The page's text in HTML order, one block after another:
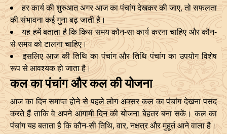
Date Time Date
03/11/2026 23:28 Mrityulok 04/11/2026
07/11/2026 10:48 Patallok 07/11/2026
13/11/2026 07:26 Patallok 13/11/2026
17/11/2026 04:19
Patallok -
Mrityulok
17/11/2026
20/11/2026 18:53 Mrityulok 21/11/2026
हर कार्य की शुरुआत अगर आज का पंचांग देखकर की जाए, तो सफलता
की संभावना कई गुना बढ़ जाती है।
यह हमें बताता है कि किस समय कौन-सा कार्य करना चाहिए और कौन-
से समय को टालना चाहिए।
इसलिए आज की तिथि का पंचांग और तिथि पंचांग का उपयोग विशेष
रूप से आवश्यक हो जाता है।
कल का पंचांग और कल की योजना
आज का दिन समाप्त होने से पहले लोग अक्सर कल का पंचांग देखना पसंद
करते हैं ताकि वे अपने आगामी दिन की योजना बेहतर बना सकें। कल का
पंचांग यह बताता है कि कौन-सी तिथि, वार, नक्षत्र और मुहूर्त आने वाला है।